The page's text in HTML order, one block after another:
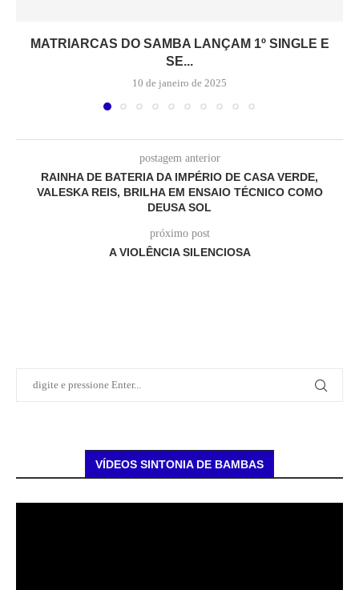
MATRIARCAS DO SAMBA LANÇAM 1º SINGLE E
SE...
10 de janeiro de 2025
postagem anterior
RAINHA DE BATERIA DA IMPÉRIO DE CASA VERDE,
VALESKA REIS, BRILHA EM ENSAIO TÉCNICO COMO
DEUSA SOL
próximo post
A VIOLÊNCIA SILENCIOSA
VÍDEOS SINTONIA DE BAMBAS